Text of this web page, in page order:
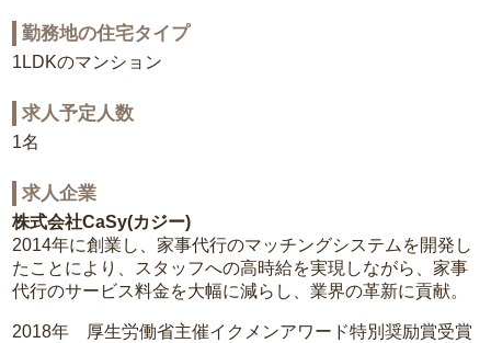
勤務地の住宅タイプ
1LDKのマンション
求人予定人数
1名
求人企業
株式会社CaSy(カジー)
2014年に創業し、家事代行のマッチングシステムを開発し
たことにより、スタッフへの高時給を実現しながら、家事
代行のサービス料金を大幅に減らし、業界の革新に貢献。
2018年 厚生労働省主催イクメンアワード特別奨励賞受賞